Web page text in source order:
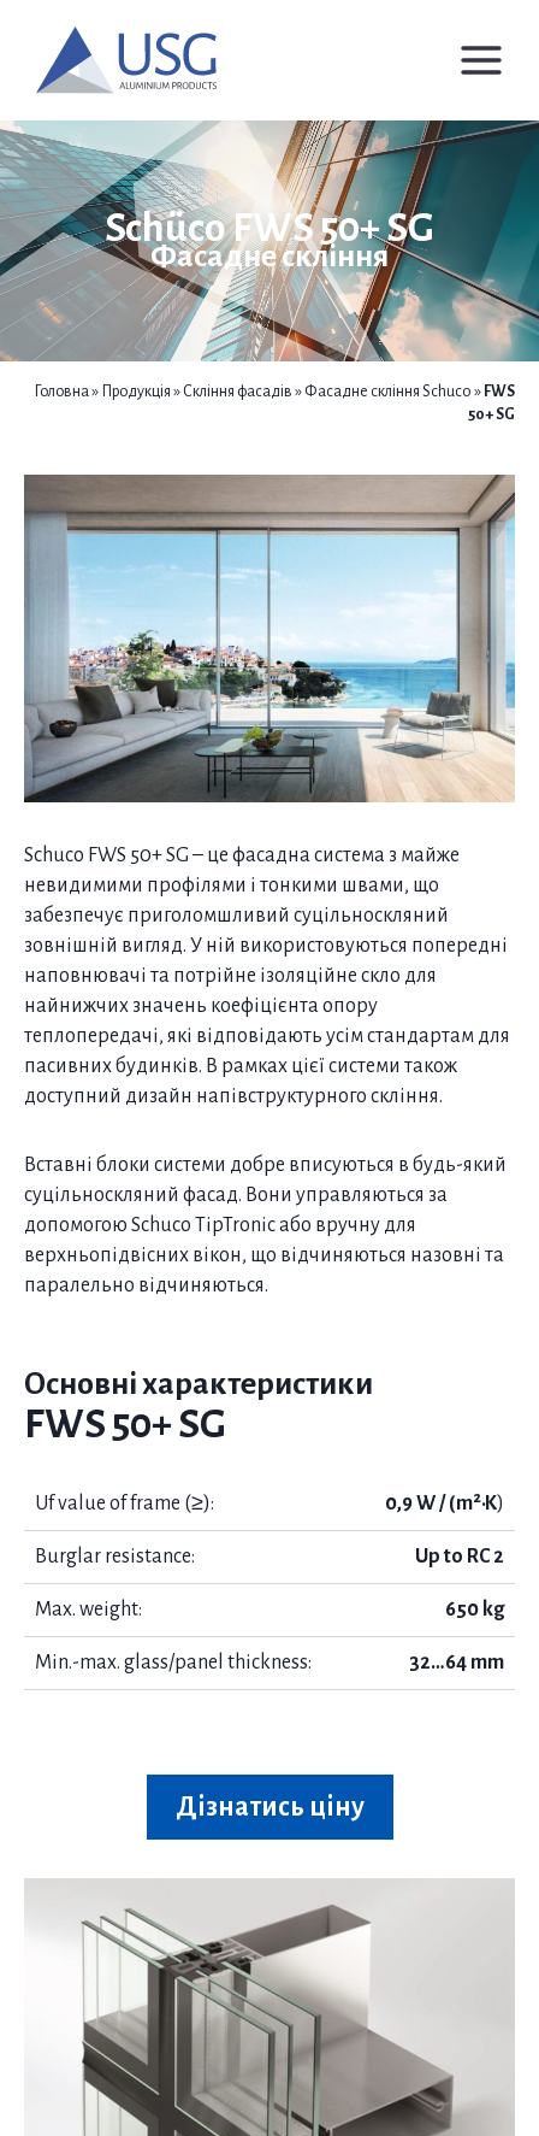
вмісту
Schüco FWS 50+ SG
Фасадне скління
Головна» Продукція » Скління фасадів » Фасадне скління Schuco » FWS
50+ SG
Schuco FWS 50+ SG – це фасадна система з майже
невидимими профілями і тонкими швами, що
забезпечує приголомшливий суцільноскляний
зовнішній вигляд. У ній використовуються попередні
наповнювачі та потрійне ізоляційне скло для
найнижчих значень коефіцієнта опору
теплопередачі, які відповідають усім стандартам для
пасивних будинків. В рамках цієї системи також
доступний дизайн напівструктурного скління.
Вставні блоки системи добре вписуються в будь-який
суцільноскляний фасад. Вони управляються за
допомогою Schuco TipTronic або вручну для
верхньопідвісних вікон, що відчиняються назовні та
паралельно відчиняються.
Основні характеристики
FWS 50+ SG
Uf value of frame (≥): 0,9 W / (m²·K)
Burglar resistance: Up to RC 2
Max. weight: 650 kg
Min.-max. glass/panel thickness: 32…64 mm
Дізнатись ціну